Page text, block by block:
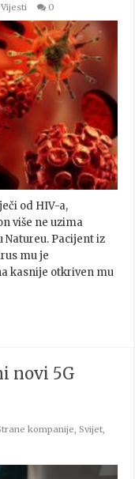
,Vijesti 0
od HIV-a,
više ne uzima
Natureu. Pacijent iz
mu je
kasnije otkriven mu
novi 5G
kompanije,Svijet,